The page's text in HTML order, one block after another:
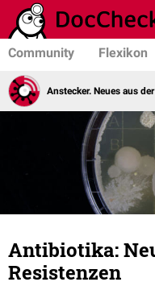
Community Flexikon
Anstecker. Neues aus
Antibiotika:
Resistenzen